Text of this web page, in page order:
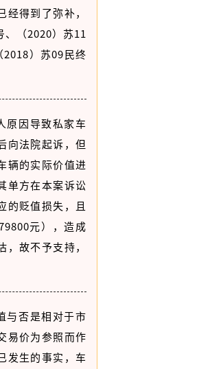
得到了弥补，
、（2020）苏11
）苏09民终
原因导致私家车
向法院起诉，但
辆的实际价值进
单方在本案诉讼
的贬值损失，且
元），造成
故不予支持，
与否是相对于市
易价为参照而作
发生的事实，车